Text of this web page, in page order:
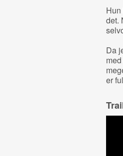
det.
Da
er